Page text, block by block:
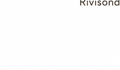
ha tenuto De Francesco
Non è una vittoria
tra pubblica
buona fede merita
la stessa